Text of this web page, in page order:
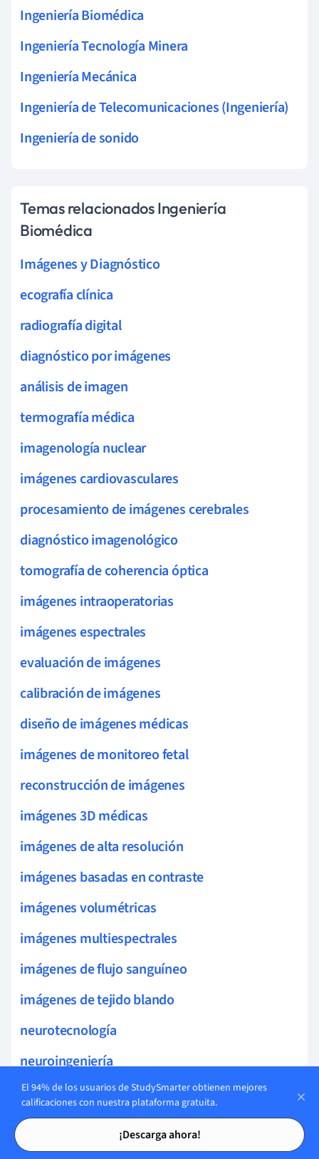
Tarjetas de estudio
Tarjetas de estudio
Ingeniería Biomédica
Ingeniería Tecnología Minera
Ingeniería Mecánica
Ingeniería de Telecomunicaciones (Ingeniería)
Ingeniería de sonido
Temas relacionados Ingeniería
Biomédica
Imágenes y Diagnóstico
ecografía clínica
radiografía digital
diagnóstico por imágenes
análisis de imagen
termografía médica
imagenología nuclear
imágenes cardiovasculares
procesamiento de imágenes cerebrales
diagnóstico imagenológico
tomografía de coherencia óptica
imágenes intraoperatorias
imágenes espectrales
evaluación de imágenes
calibración de imágenes
diseño de imágenes médicas
imágenes de monitoreo fetal
reconstrucción de imágenes
imágenes 3D médicas
imágenes de alta resolución
imágenes basadas en contraste
imágenes volumétricas
imágenes multiespectrales
imágenes de flujo sanguíneo
imágenes de tejido blando
neurotecnología
neuroingeniería
neuropatología
sinapsis neuronal
neuroreceptores
El 94% de los usuarios de StudySmarter obtienen mejores
calificaciones con nuestra plataforma gratuita.
¡Descarga ahora!